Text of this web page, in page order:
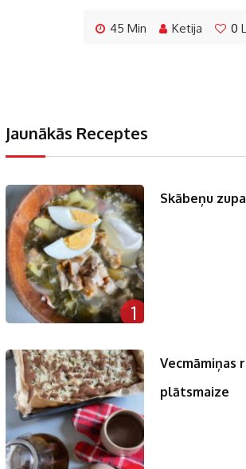
45 Min Ketija 0
Jaunākās Receptes
1
Skābeņu
Vecmāmiņas
plātsmaize